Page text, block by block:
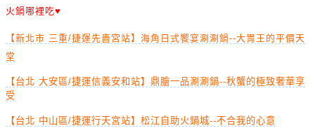
火鍋哪裡吃♥
【新北市 三重/捷運先嗇宮站】海角日式饗宴涮涮鍋--大胃王的平價天
堂
【台北 大安區/捷運信義安和站】鼎膾一品涮涮鍋--秋蟹的極致奢華享
受
【台北 中山區/捷運行天宮站】松江自助火鍋城--不合我的心意